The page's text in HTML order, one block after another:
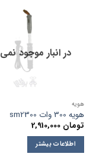
در انبار موجود
هویه
هویه 300 وات sm2300
تومان
اطلاعات بیشتر